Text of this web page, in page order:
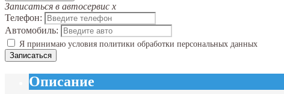
Записаться в автосервис x
Телефон:
Автомобиль:
Я принимаю условия политики обработки персональных данных
Записаться
Описание